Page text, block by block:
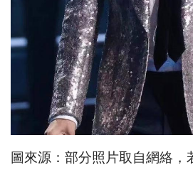
圖來源：部分照片取自網絡，